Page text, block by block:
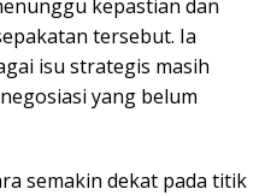
kepastian dan
tersebut. Ia
isu strategis masih
yang belum
semakin dekat pada titik